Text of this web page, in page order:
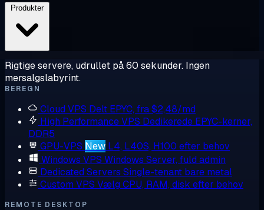
Produkter
Rigtige servere, udrullet på 60 sekunder. Ingen
mersalgslabyrint.
BEREGN
Cloud VPS Delt EPYC, fra $2,48/md
High Performance VPS Dedikerede EPYC-kerner,
DDR5
GPU-VPS New L4, L40S, H100 efter behov
Windows VPS Windows Server, fuld admin
Dedicated Servers Single-tenant bare metal
Custom VPS Vælg CPU, RAM, disk efter behov
REMOTE DESKTOP